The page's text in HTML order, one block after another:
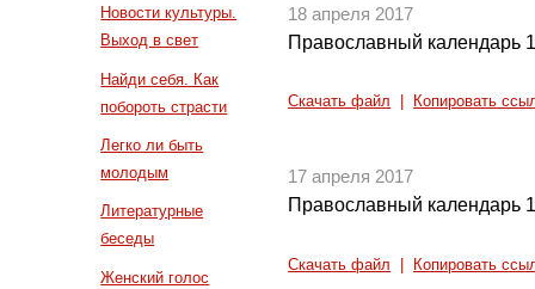
Новости культуры.
Выход в свет
Найди себя. Как
побороть страсти
Легко ли быть
молодым
Литературные
беседы
Женский голос
18 апреля 2017
Православный календарь
Скачать файл Копировать
17 апреля 2017
Православный календарь
Скачать файл Копировать